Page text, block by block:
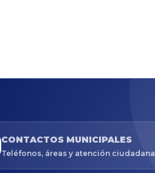
CONTACTOS MUNICIPALES
Teléfonos, áreas y atención ciudadana